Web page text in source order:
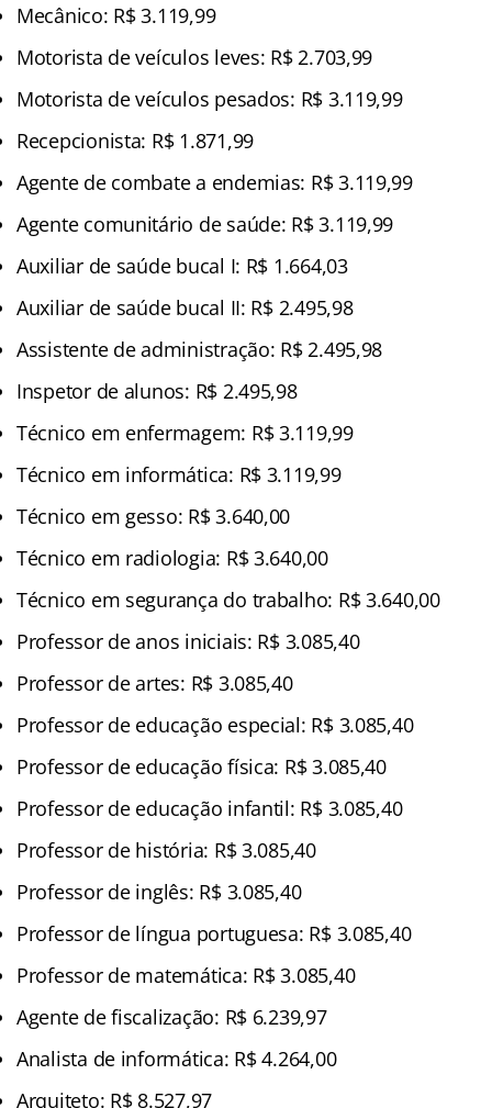
Mecânico: R$ 3.119,99
Motorista de veículos leves: R$ 2.703,99
Motorista de veículos pesados: R$ 3.119,99
Recepcionista: R$ 1.871,99
Agente de combate a endemias: R$ 3.119,99
Agente comunitário de saúde: R$ 3.119,99
Auxiliar de saúde bucal I: R$ 1.664,03
Auxiliar de saúde bucal II: R$ 2.495,98
Assistente de administração: R$ 2.495,98
Inspetor de alunos: R$ 2.495,98
Técnico em enfermagem: R$ 3.119,99
Técnico em informática: R$ 3.119,99
Técnico em gesso: R$ 3.640,00
Técnico em radiologia: R$ 3.640,00
Técnico em segurança do trabalho: R$ 3.640,00
Professor de anos iniciais: R$ 3.085,40
Professor de artes: R$ 3.085,40
Professor de educação especial: R$ 3.085,40
Professor de educação física: R$ 3.085,40
Professor de educação infantil: R$ 3.085,40
Professor de história: R$ 3.085,40
Professor de inglês: R$ 3.085,40
Professor de língua portuguesa: R$ 3.085,40
Professor de matemática: R$ 3.085,40
Agente de fiscalização: R$ 6.239,97
Analista de informática: R$ 4.264,00
Arquiteto: R$ 8.527,97